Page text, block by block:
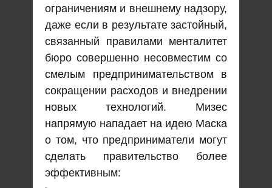
ограничениям и внешнему надзору,
даже если в результате застойный,
связанный правилами менталитет
бюро совершенно несовместим со
смелым предпринимательством в
сокращении расходов и внедрении
новых технологий. Мизес
напрямую нападает на идею Маска
о том, что предприниматели могут
сделать правительство более
эффективным: